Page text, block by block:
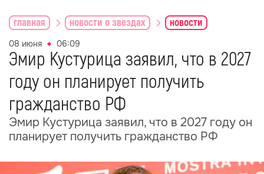
главная новости о звездах новости
08 июня 06:09
Эмир Кустурица заявил, что в 2027
году он планирует получить
гражданство РФ
Эмир Кустурица заявил, что в 2027 году он
планирует получить гражданство РФ